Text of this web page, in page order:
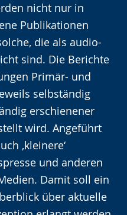
nicht nur in
Publikationen
die als audio-
sind. Die Berichte
Primär- und
selbständig
erschienener
wird. Angeführt
‚kleinere‘
und anderen
Damit soll ein
über aktuelle